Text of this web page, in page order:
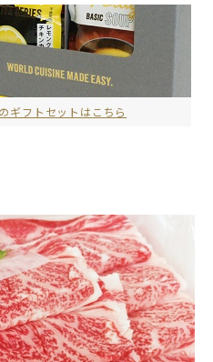
ギフトセットはこちら